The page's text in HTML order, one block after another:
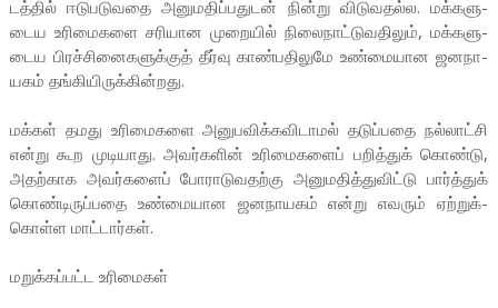
டத்தில் ஈடு­ப­டு­வதை அனு­ம­திப்­ப­துடன் நின்று விடு­வ­தல்ல. மக்­க­ளு­
டைய உரி­மை­களை சரி­யான முறையில் நிலை­நாட்­டு­வ­திலும், மக்­க­ளு­
டைய பிரச்­சி­னை­க­ளுக்குத் தீர்வு காண்­ப­தி­லுமே உண்­மை­யான ஜன­நா­
யகம் தங்­கி­யி­ருக்­கின்­றது.
மக்கள் தமது உரி­மை­களை அனு­ப­விக்­க­வி­டாமல் தடுப்­பதை நல்­லாட்சி
என்று கூற முடி­யாது. அவர்­களின் உரி­மை­களைப் பறித்துக் கொண்டு,
அதற்­காக அவர்­களைப் போரா­டு­வ­தற்கு அனு­ம­தித்­து­விட்டு பார்த்துக்
கொண்­டி­ருப்­பதை உண்­மை­யான ஜன­நா­யகம் என்று எவரும் ஏற்­றுக்­
கொள்ள மாட்­டார்கள்.
மறுக்­கப்­பட்ட உரி­மைகள்